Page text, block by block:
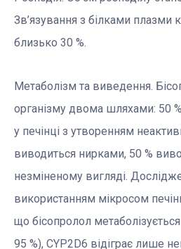
Зв’язування з білками плазми
близько 30 %.
Метаболізм та виведення.
організму двома шляхами: 50
у печінці з утворенням
виводиться нирками, 50 %
незміненому вигляді.
використанням мікросом
що бісопролол
95 %), CYP2D6 відіграє лише